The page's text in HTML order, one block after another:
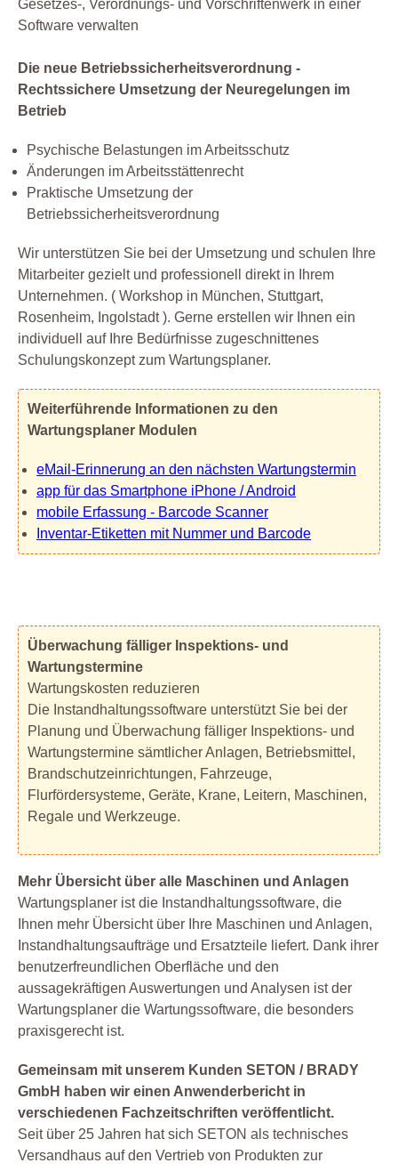
Gesetzes-, Verordnungs- und Vorschriftenwerk in einer
Software verwalten
Die neue Betriebssicherheitsverordnung -
Rechtssichere Umsetzung der Neuregelungen im
Betrieb
Psychische Belastungen im Arbeitsschutz
Änderungen im Arbeitsstättenrecht
Praktische Umsetzung der
Betriebssicherheitsverordnung
Wir unterstützen Sie bei der Umsetzung und schulen Ihre
Mitarbeiter gezielt und professionell direkt in Ihrem
Unternehmen. ( Workshop in München, Stuttgart,
Rosenheim, Ingolstadt ). Gerne erstellen wir Ihnen ein
individuell auf Ihre Bedürfnisse zugeschnittenes
Schulungskonzept zum Wartungsplaner.
Weiterführende Informationen zu den
Wartungsplaner Modulen
eMail-Erinnerung an den nächsten Wartungstermin
app für das Smartphone iPhone / Android
mobile Erfassung - Barcode Scanner
Inventar-Etiketten mit Nummer und Barcode
Überwachung fälliger Inspektions- und
Wartungstermine
Wartungskosten reduzieren
Die Instandhaltungssoftware unterstützt Sie bei der
Planung und Überwachung fälliger Inspektions- und
Wartungstermine sämtlicher Anlagen, Betriebsmittel,
Brandschutzeinrichtungen, Fahrzeuge,
Flurfördersysteme, Geräte, Krane, Leitern, Maschinen,
Regale und Werkzeuge.
Mehr Übersicht über alle Maschinen und Anlagen
Wartungsplaner ist die Instandhaltungssoftware, die
Ihnen mehr Übersicht über Ihre Maschinen und Anlagen,
Instandhaltungsaufträge und Ersatzteile liefert. Dank ihrer
benutzerfreundlichen Oberfläche und den
aussagekräftigen Auswertungen und Analysen ist der
Wartungsplaner die Wartungssoftware, die besonders
praxisgerecht ist.
Gemeinsam mit unserem Kunden SETON / BRADY
GmbH haben wir einen Anwenderbericht in
verschiedenen Fachzeitschriften veröffentlicht.
Seit über 25 Jahren hat sich SETON als technisches
Versandhaus auf den Vertrieb von Produkten zur